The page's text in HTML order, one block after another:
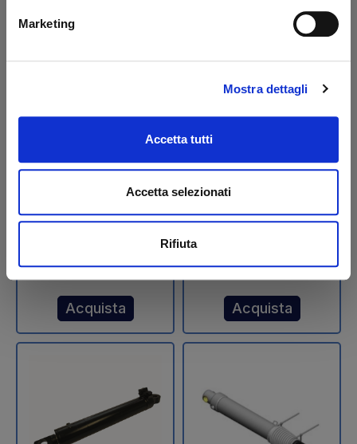
Marketing
Mostra dettagli
Accetta tutti
Accetta selezionati
Rifiuta
sollevamento BAR Ø
Codice: 10111B
Acquista
sollevamento D 60 15
HS N/R Futura Anteo
Codice: 10013A
Acquista